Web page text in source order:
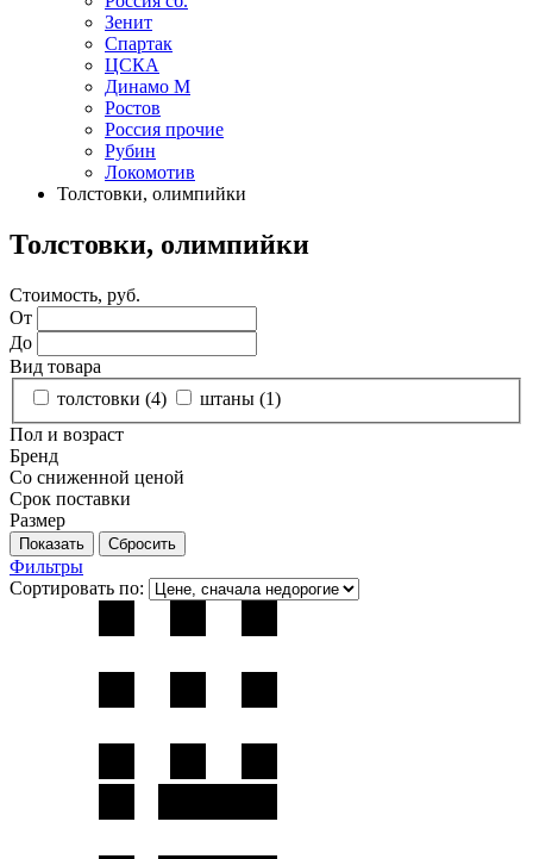
Зенит
Спартак
ЦСКА
Динамо М
Ростов
Россия прочие
Рубин
Локомотив
Толстовки, олимпийки
Толстовки, олимпийки
Стоимость, руб.
От
До
Вид товара
толстовки (4) штаны (1)
Пол и возраст
Бренд
Со сниженной ценой
Срок поставки
Размер
Фильтры
Сортировать по: